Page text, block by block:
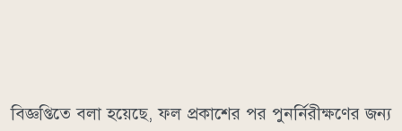
বিজ্ঞপ্তিতে বলা হয়েছে, ফল প্রকাশের পর পুনর্নিরীক্ষণের জন্য